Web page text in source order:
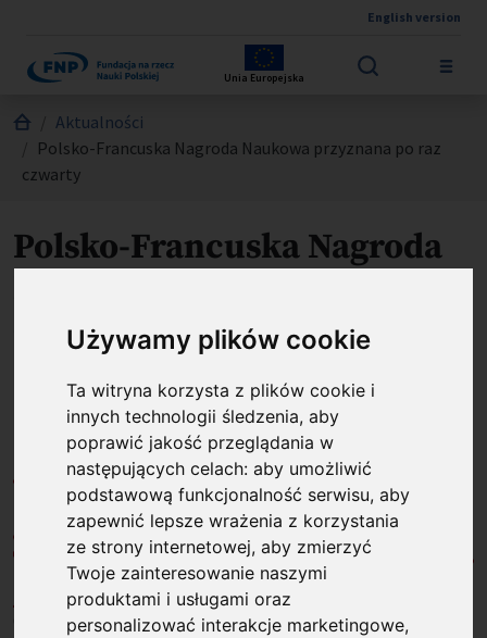
Używamy plików cookie
Ta witryna korzysta z plików cookie i
innych technologii śledzenia, aby
poprawić jakość przeglądania w
następujących celach:aby umożliwić
podstawową funkcjonalność serwisu,aby
zapewnić lepsze wrażenia z korzystania
ze strony internetowej,aby zmierzyć
Twoje zainteresowanie naszymi
produktami i usługami oraz
personalizować interakcje marketingowe,
English version
Unia Europejska
Jesteś tutaj:
Aktualności
Polsko-Francuska Nagroda Naukowa przyznana po raz
czwarty
Polsko-Francuska Nagroda
czwarty
Opublikowano: %s
03.07.2026